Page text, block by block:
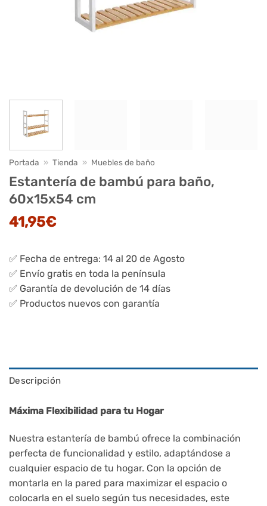
Portada » Tienda » Muebles de baño
Estantería de bambú para baño,
60x15x54 cm
41,95€
✅ Fecha de entrega: 14 al 20 de Agosto
✅ Envío gratis en toda la península
✅ Garantía de devolución de 14 días
✅ Productos nuevos con garantía
Descripción
Máxima Flexibilidad para tu Hogar
Nuestra estantería de bambú ofrece la combinación
perfecta de funcionalidad y estilo, adaptándose a
cualquier espacio de tu hogar. Con la opción de
montarla en la pared para maximizar el espacio o
colocarla en el suelo según tus necesidades, este